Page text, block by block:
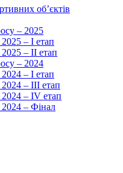
об’єктів
– 2025
– I етап
– II етап
– 2024
– I етап
– III етап
– IV етап
– Фінал